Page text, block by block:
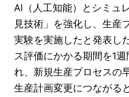
AI（人工知能）とシミュ
見技術」を強化し、生産
実験を実施したと発表し
ス評価にかかる期間を1
れ、新規生産プロセスの
生産計画変更につながる